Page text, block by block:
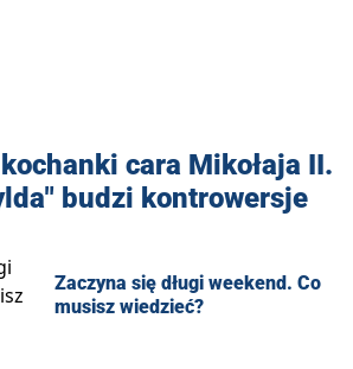
cara Mikołaja II.
budzi kontrowersje
Zaczyna się długi weekend. Co
musisz wiedzieć?